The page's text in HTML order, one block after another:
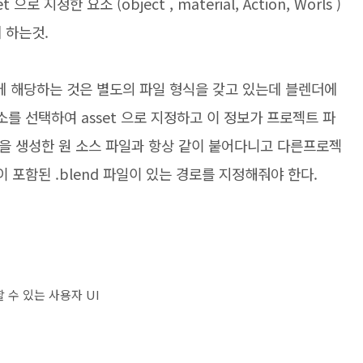
하는것.
당하는 것은 별도의 파일 형식을 갖고 있는데 블렌더에
선택하여 asset 으로 지정하고 이 정보가 프로젝트 파
성한 원 소스 파일과 항상 같이 붙어다니고 다른프로젝
포함된 .blend 파일이 있는 경로를 지정해줘야 한다.
수 있는 사용자 UI